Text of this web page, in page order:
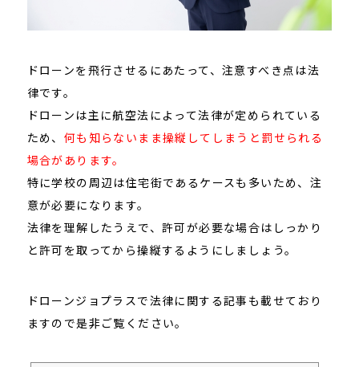
ドローンを飛行させるにあたって、注意すべき点は法
律です。
ドローンは主に航空法によって法律が定められている
ため、 何も知らないまま操縦してしまうと罰せられる
場合があります。
特に学校の周辺は住宅街であるケースも多いため、注
意が必要になります。
法律を理解したうえで、許可が必要な場合はしっかり
と許可を取ってから操縦するようにしましょう。
ドローンジョプラスで法律に関する記事も載せており
ますので是非ご覧ください。